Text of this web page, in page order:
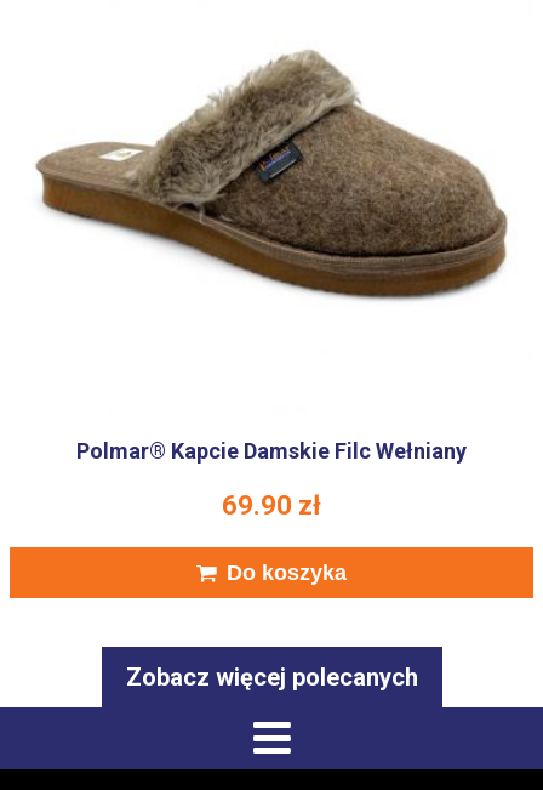
Polmar® Kapcie Damskie Filc Wełniany
69.90 zł
Do koszyka
Zobacz więcej polecanych